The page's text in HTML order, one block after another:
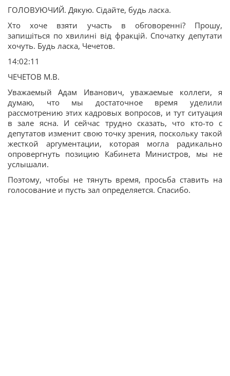
ГОЛОВУЮЧИЙ. Дякую. Сідайте, будь ласка.
Хто хоче взяти участь в обговоренні? Прошу,
запишіться по хвилині від фракцій. Спочатку депутати
хочуть. Будь ласка, Чечетов.
14:02:11
ЧЕЧЕТОВ М.В.
Уважаемый Адам Иванович, уважаемые коллеги, я
думаю, что мы достаточное время уделили
рассмотрению этих кадровых вопросов, и тут ситуация
в зале ясна. И сейчас трудно сказать, что кто-то с
депутатов изменит свою точку зрения, поскольку такой
жесткой аргументации, которая могла радикально
опровергнуть позицию Кабинета Министров, мы не
услышали.
Поэтому, чтобы не тянуть время, просьба ставить на
голосование и пусть зал определяется. Спасибо.